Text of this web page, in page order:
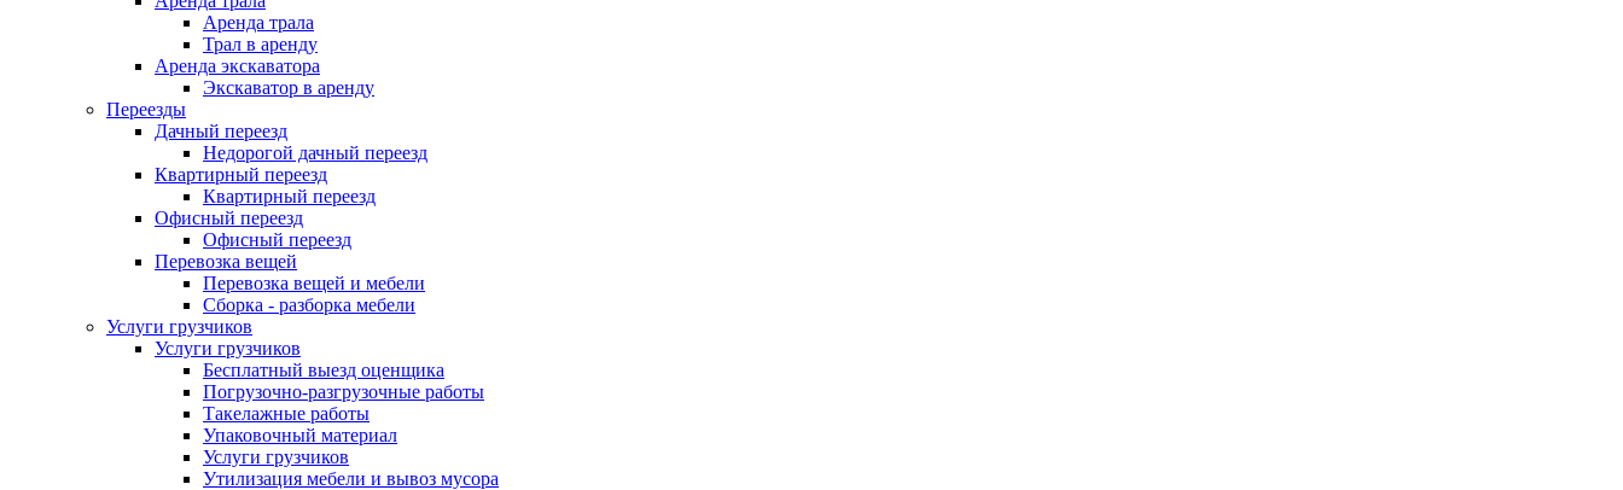
Аренда трала
Трал в аренду
Аренда экскаватора
Экскаватор в аренду
Переезды
Дачный переезд
Недорогой дачный переезд
Квартирный переезд
Квартирный переезд
Офисный переезд
Офисный переезд
Перевозка вещей
Перевозка вещей и мебели
Сборка - разборка мебели
Услуги грузчиков
Услуги грузчиков
Бесплатный выезд оценщика
Погрузочно-разгрузочные работы
Такелажные работы
Упаковочный материал
Услуги грузчиков
Утилизация мебели и вывоз мусора